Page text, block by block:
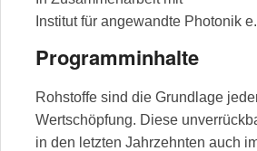
Institut für angewandte Photonik
Programminhalte
Rohstoffe sind die Grundlage
Wertschöpfung. Diese
in den letzten Jahrzehnten auch